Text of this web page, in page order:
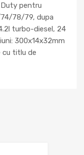
pentru
78/79, dupa
turbo-diesel, 24
300x14x32mm
cu titlu de